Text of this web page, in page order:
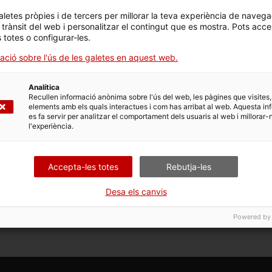
vinculades a aquest tràmit. Selecciona la que
de tramitació.
pròpies i de tercers per millorar la teva experiència de
del web i personalitzar el contingut que es mostra. Pots
totes o configurar-les.
sobre l'ús de les galetes en aquest web.
Analítica
Recullen informació anònima sobre l'ús del web, les pàgines que
elements amb els quals interactues i com has arribat al web. Aquesta
es fa servir per analitzar el comportament dels usuaris al web i millorar-
l'experiència.
Accepta-les totes Rebutja-les
Desa els canvis
Powered by